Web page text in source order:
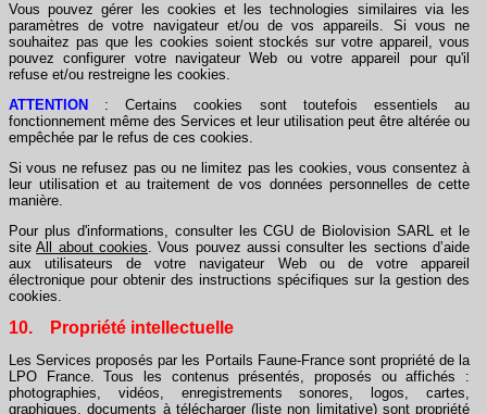
Vous pouvez gérer les cookies et les technologies similaires via les
paramètres de votre navigateur et/ou de vos appareils. Si vous ne
souhaitez pas que les cookies soient stockés sur votre appareil, vous
pouvez configurer votre navigateur Web ou votre appareil pour qu'il
refuse et/ou restreigne les cookies.
ATTENTION
: Certains cookies sont toutefois essentiels au
fonctionnement même des Services et leur utilisation peut être altérée ou
empêchée par le refus de ces cookies.
Si vous ne refusez pas ou ne limitez pas les cookies, vous consentez à
leur utilisation et au traitement de vos données personnelles de cette
manière.
Pour plus d'informations, consulter les CGU de Biolovision SARL et le
siteAll about cookies . Vous pouvez aussi consulter les sections d’aide
aux utilisateurs de votre navigateur Web ou de votre appareil
électronique pour obtenir des instructions spécifiques sur la gestion des
cookies.
10. Propriété intellectuelle
Les Services proposés par les Portails Faune-France sont propriété de la
LPO France. Tous les contenus présentés, proposés ou affichés :
photographies, vidéos, enregistrements sonores, logos, cartes,
graphiques, documents à télécharger (liste non limitative) sont propriété